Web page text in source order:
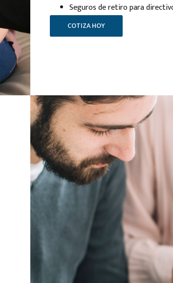
Seguros de retiro para
COTIZA HOY